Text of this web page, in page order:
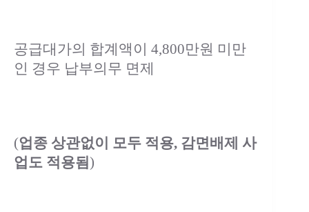
공급대가의 합계액이 4,800만원 미만
인 경우 납부의무 면제
(업종 상관없이 모두 적용, 감면배제 사
업도 적용됨)